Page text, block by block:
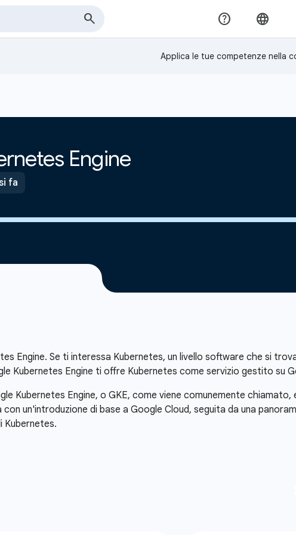
Applica le tue competenze nella
Engine
fa
Engine. Se ti interessa Kubernetes, un livello software che si
Kubernetes Engine ti offre Kubernetes come servizio gestito su
Kubernetes Engine, o GKE, come viene comunemente
un'introduzione di base a Google Cloud, seguita da una
Kubernetes.